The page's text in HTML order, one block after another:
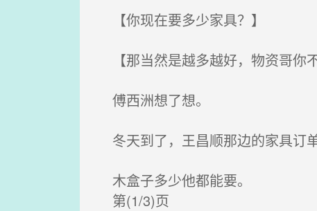
【你现在要多少家具？】
【那当然是越多越好，物资哥你
傅西洲想了想。
冬天到了，王昌顺那边的家具订
木盒子多少他都能要。
第(1/3)页